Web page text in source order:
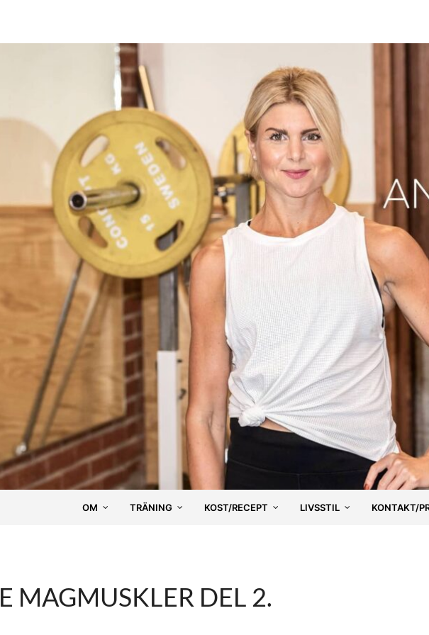
OM TRÄNING KOST/RECEPT LIVSSTIL KONTAKT/
MAGMUSKLER DEL 2.